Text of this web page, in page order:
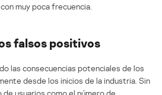
muy poca frecuencia.
falsos positivos
las consecuencias potenciales de los
desde los inicios de la industria. Sin
usuarios como el número de